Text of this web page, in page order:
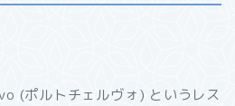
(ポルトチェルヴォ) というレス